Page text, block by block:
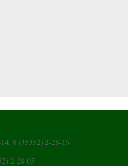
8 (35352) 2-28-16
2-28-05